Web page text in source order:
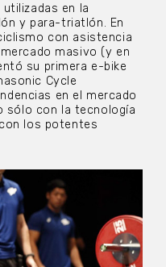
en la
y para-triatlón. En
con asistencia
masivo (y en
su primera e-bike
Cycle
en el mercado
sólo con la tecnología
los potentes